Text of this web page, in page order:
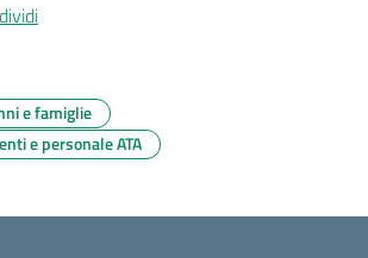
e famiglie
e personale ATA